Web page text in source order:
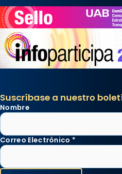
Suscríbase a nuestro
Nombre
Correo Electrónico *